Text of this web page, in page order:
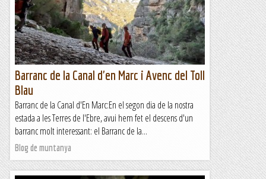
Barranc de la Canal d'en Marc i Avenc del Toll
Blau
Barranc de la Canal d'En Marc:En el segon dia de la nostra
estada a les Terres de l'Ebre, avui hem fet el descens d'un
barranc molt interessant: el Barranc de la...
Blog de muntanya